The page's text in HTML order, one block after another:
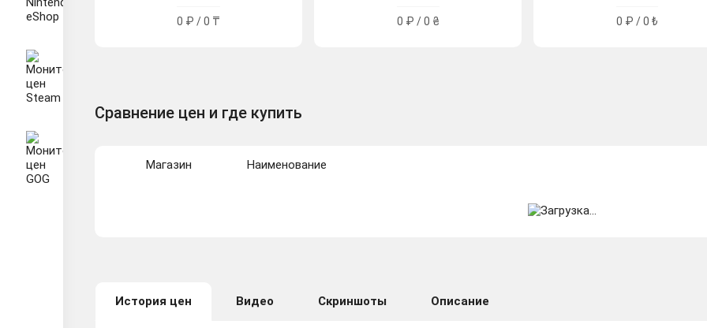
0 ₽ / 0 ₸ 0 ₽ / 0 ₴ 0 ₽ / 0 ₺
Сравнение цен и где купить
Магазин Наименование
История цен Видео Скриншоты Описание